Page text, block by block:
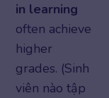
in learning
often achieve
higher
grades. (Sinh
viên nào tập